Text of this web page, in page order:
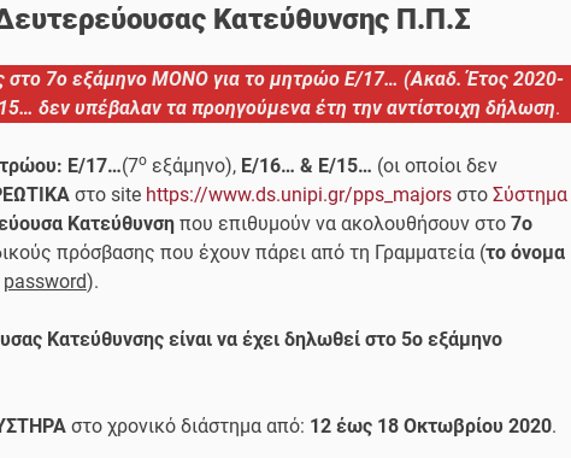
Κατεύθυνσης Π.Π.Σ
7ο εξάμηνο MONO για το μητρώο Ε/17… (Ακαδ. Έτος 2020-
δεν υπέβαλαν τα προηγούμενα έτη την αντίστοιχη δήλωση.
Ε/17…(7οεξάμηνο), Ε/16… & Ε/15… (οι οποίοι δεν
στο site https://www.ds.unipi.gr/pps_majorsστο Σύστημα
Κατεύθυνσηπου επιθυμούν να ακολουθήσουν στο 7ο
πρόσβασης που έχουν πάρει από τη Γραμματεία (το όνομα
password).
Κατεύθυνσης είναι να έχει δηλωθεί στο 5ο εξάμηνο
στο χρονικό διάστημα από: 12 έως 18 Οκτωβρίου 2020.